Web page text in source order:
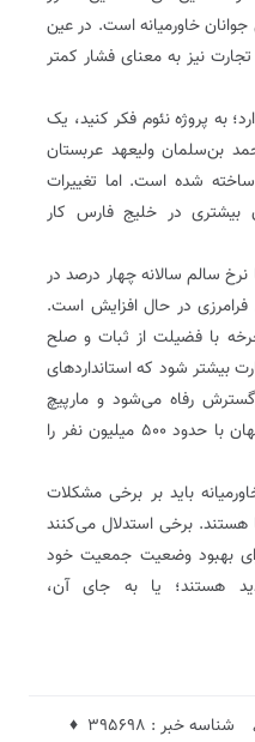
جوانان خاورمیانه است. در عین
نیز به معنای فشار کمتر
به پروژه‌ نئوم فکر کنید، یک
بن‌سلمان ولیعهد عربستان
میلیارد دلار ساخته شده است. اما تغییرات
بیشتری در خلیج فارس کار
سالم سالانه چهار درصد در
در حال افزایش است.
با فضیلت از ثبات و صلح
بیشتر شود که استانداردهای
رفاه می‌شود و مارپیچ
طولانی‌مدت شکست در بخشی از جهان با حدود ۵۰۰ میلیون نفر را
باید بر برخی مشکلات
هستند. برخی استدلال می‌کنند
بهبود وضعیت جمعیت خود
هستند؛ یا به جای آن،
شناسه خبر : 395698 ♦